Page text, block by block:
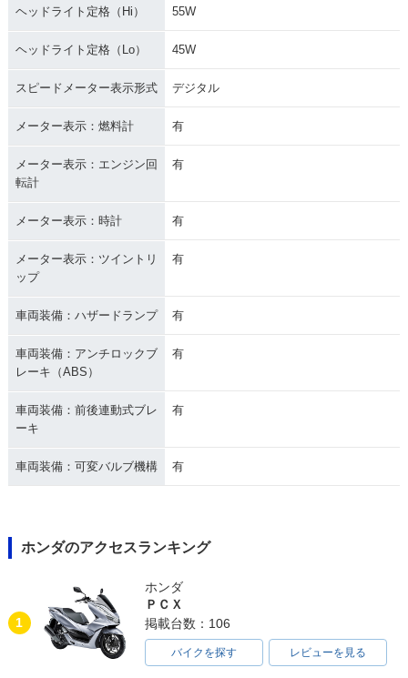
ヘッドライト定格（Hi） 55W
ヘッドライト定格（Lo） 45W
スピードメーター表示形式 デジタル
メーター表示：燃料計 有
メーター表示：エンジン回
転計
有
メーター表示：時計 有
メーター表示：ツイントリ
ップ
有
車両装備：ハザードランプ 有
車両装備：アンチロックブ
レーキ（ABS）
有
車両装備：前後連動式ブレ
ーキ
有
車両装備：可変バルブ機構 有
ホンダのアクセスランキング
1
ホンダ
ＰＣＸ
掲載台数：106
バイクを探す レビューを見る